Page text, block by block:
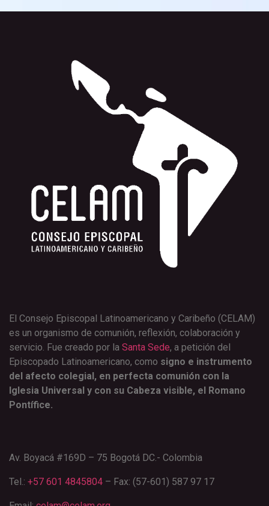
El Consejo Episcopal Latinoamericano y Caribeño (CELAM)
es un organismo de comunión, reflexión, colaboración y
servicio. Fue creado por la Santa Sede, a petición del
Episcopado Latinoamericano, como signo e instrumento
del afecto colegial, en perfecta comunión con la
Iglesia Universal y con su Cabeza visible, el Romano
Pontífice.
Av. Boyacá #169D – 75 Bogotá DC.- Colombia
Tel.: +57 601 4845804 – Fax: (57-601) 587 97 17